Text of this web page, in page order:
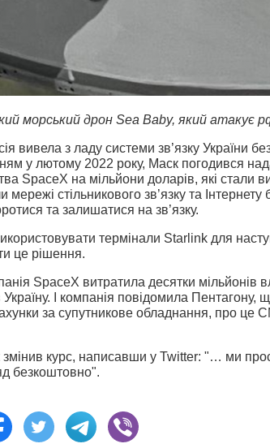
морський дрон Sea Baby, який атакує
вивела з ладу системи зв’язку України
у лютому 2022 року, Маск погодився
SpaceX на мільйони доларів, які стали
мережі стільникового зв’язку та
та залишатися на зв’язку.
термінали Starlink для
це рішення.
SpaceX витратила десятки мільйонів
І компанія повідомила Пентагону,
за супутникове обладнання, про це
змінив курс, написавши у Twitter: "… ми
безкоштовно".